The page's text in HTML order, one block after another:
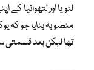
لٹویا اور لتھوانیا
منصوبہ بنایا جو کہ
تھا لیکن بعد